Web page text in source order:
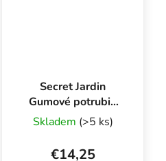
Secret Jardin
Gumové potrubie
O 125 mm, spojka
RD 125
Skladem (>5 ks)
€14,25